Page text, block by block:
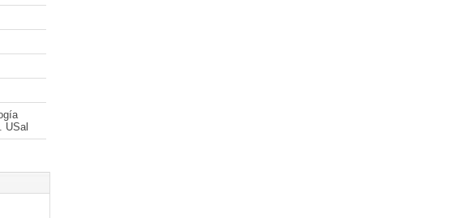
USal